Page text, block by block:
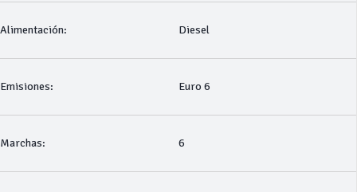
Alimentación: Diesel
Emisiones: Euro 6
Marchas: 6